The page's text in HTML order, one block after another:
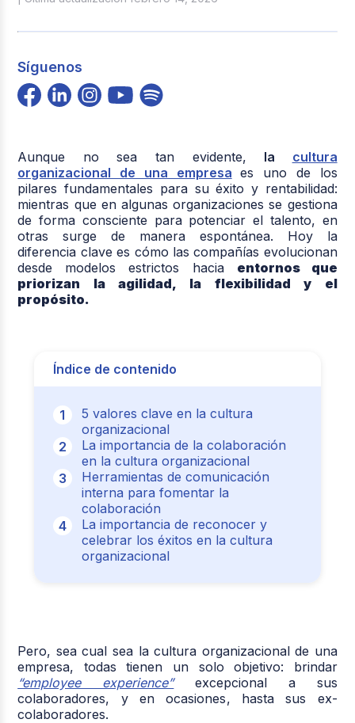
Síguenos
Aunque no sea tan evidente, la cultura
organizacional de una empresa es uno de los
pilares fundamentales para su éxito y rentabilidad:
mientras que en algunas organizaciones se gestiona
de forma consciente para potenciar el talento, en
otras surge de manera espontánea. Hoy la
diferencia clave es cómo las compañías evolucionan
desde modelos estrictos hacia entornos que
priorizan la agilidad, la flexibilidad y el
propósito.
Índice de contenido
5 valores clave en la cultura
organizacional
La importancia de la colaboración
en la cultura organizacional
Herramientas de comunicación
interna para fomentar la
colaboración
La importancia de reconocer y
celebrar los éxitos en la cultura
organizacional
Pero, sea cual sea la cultura organizacional de una
empresa, todas tienen un solo objetivo: brindar
“employee experience”excepcional a sus
colaboradores, y en ocasiones, hasta sus ex-
colaboradores.